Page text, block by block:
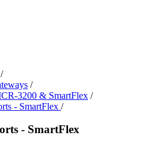
/
/
3200 & SmartFlex /
- SmartFlex /
- SmartFlex